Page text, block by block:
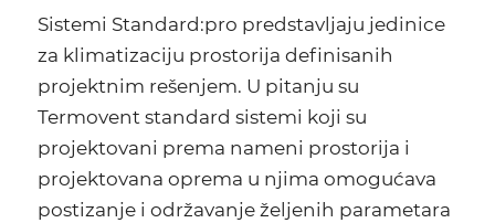
Sistemi Standard:pro predstavljaju jedinice
za klimatizaciju prostorija definisanih
projektnim rešenjem. U pitanju su
Termovent standard sistemi koji su
projektovani prema nameni prostorija i
projektovana oprema u njima omogućava
postizanje i održavanje željenih parametara